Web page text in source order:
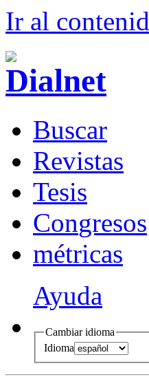
Ir al contenid
Buscar
Revistas
Tesis
Congresos
métricas
Ayuda
Cambiar idioma
Idioma